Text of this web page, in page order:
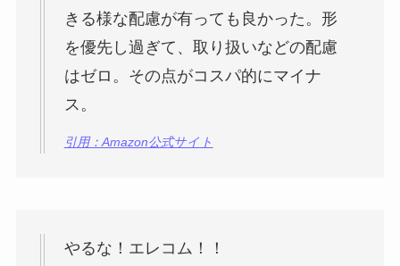
きる様な配慮が有っても良かった。形
を優先し過ぎて、取り扱いなどの配慮
はゼロ。その点がコスパ的にマイナ
ス。
引用：Amazon公式サイト
やるな！エレコム！！